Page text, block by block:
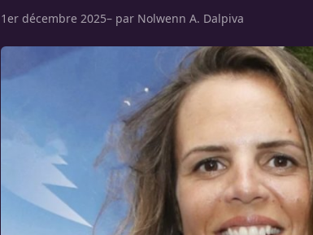
1er décembre 2025– par Nolwenn A. Dalpiva